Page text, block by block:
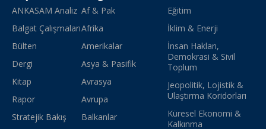
ANKASAM Analiz
Balgat Çalışmaları
Bülten
Dergi
Kitap
Rapor
Stratejik Bakış
Af & Pak
Afrika
Amerikalar
Asya & Pasifik
Avrasya
Avrupa
Balkanlar
Eğitim
İklim & Enerji
İnsan Hakları,
Demokrasi & Sivil
Toplum
Jeopolitik, Lojistik &
Ulaştırma Koridorları
Küresel Ekonomi &
Kalkınma